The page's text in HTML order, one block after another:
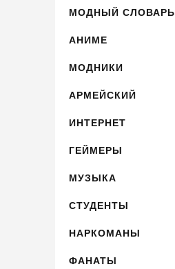
МОДНЫЙ СЛОВАРЬ
АНИМЕ
МОДНИКИ
АРМЕЙСКИЙ
ИНТЕРНЕТ
ГЕЙМЕРЫ
МУЗЫКА
СТУДЕНТЫ
НАРКОМАНЫ
ФАНАТЫ